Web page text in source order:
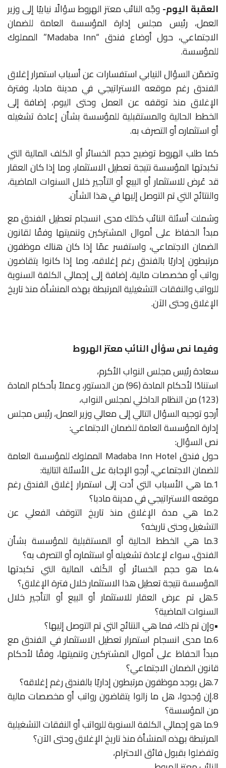
العقبة اليوم-وجّه النائب معتز الهروط سؤالًا نيابيًا إلى وزير
العمل، رئيس مجلس إدارة المؤسسة العامة للضمان
الاجتماعي، حول أوضاع فندق “Madaba Inn” المملوك
للمؤسسة.
وتضمّن السؤال النيابي استفسارات عن أسباب استمرار إغلاق
الفندق رغم موقعه الاستراتيجي في مدينة مادبا، وفترة
الإغلاق منذ توقفه عن العمل وحتى اليوم، إضافة إلى
الخطط الحالية والمستقبلية للمؤسسة بشأن إعادة تشغيله
أو استثماره أو التصرف به.
كما طلب الهروط توضيح حجم الخسائر أو الكلف المالية التي
تكبدتها المؤسسة نتيجة تعطيل الاستثمار، وما إذا كان العقار
قد عُرض للاستثمار أو البيع أو التأجير خلال السنوات الماضية،
والنتائج التي تم التوصل إليها في هذا الشأن.
وشملت أسئلة النائب كذلك مدى انسجام تعطيل الفندق مع
مبدأ الحفاظ على أموال المشتركين وتنميتها وفقًا لقانون
الضمان الاجتماعي، واستفسر عمّا إذا كان هناك موظفون
مرتبطون إداريًا بالفندق رغم إغلاقه، وما إذا كانوا يتقاضون
رواتب أو مخصصات مالية، إضافة إلى إجمالي الكلفة السنوية
للرواتب والنفقات التشغيلية المرتبطة بهذه المنشأة منذ تاريخ
الإغلاق وحتى الآن.
وفيما نص سؤأل النائب معتز الهروط
سعادة رئيس مجلس النواب الأكرم،
استنادًا لأحكام المادة (96) من الدستور، وعملاً بأحكام المادة
(123) من النظام الداخلي لمجلس النواب،
أرجو توجيه السؤال التالي إلى معالي وزير العمل، رئيس مجلس
إدارة المؤسسة العامة للضمان الاجتماعي:
نص السؤال:
حول فندق Madaba Inn Hotel المملوك للمؤسسة العامة
للضمان الاجتماعي، أرجو الإجابة على الأسئلة التالية:
1.ما هي الأسباب التي أدت إلى استمرار إغلاق الفندق رغم
موقعه الاستراتيجي في مدينة مادبا؟
2.ما هي مدة الإغلاق منذ تاريخ التوقف الفعلي عن
التشغيل وحتى تاريخه؟
3.ما هي الخطط الحالية أو المستقبلية للمؤسسة بشأن
الفندق، سواء لإعادة تشغيله أو استثماره أو التصرف به؟
4.ما هو حجم الخسائر أو الكُلف المالية التي تكبدتها
المؤسسة نتيجة تعطيل هذا الاستثمار خلال فترة الإغلاق؟
5.هل تم عرض العقار للاستثمار أو البيع أو التأجير خلال
السنوات الماضية؟
•وإن تم ذلك، فما هي النتائج التي تم التوصل إليها؟
6.ما مدى انسجام استمرار تعطيل الاستثمار في الفندق مع
مبدأ الحفاظ على أموال المشتركين وتنميتها، وفقًا لأحكام
قانون الضمان الاجتماعي؟
7.هل يوجد موظفون مرتبطون إداريًا بالفندق رغم إغلاقه؟
8.إن وُجدوا، هل ما زالوا يتقاضون رواتب أو مخصصات مالية
من المؤسسة؟
9.ما هو إجمالي الكلفة السنوية للرواتب أو النفقات التشغيلية
المرتبطة بهذه المنشأة منذ تاريخ الإغلاق وحتى الآن؟
وتفضلوا بقبول فائق الاحترام،